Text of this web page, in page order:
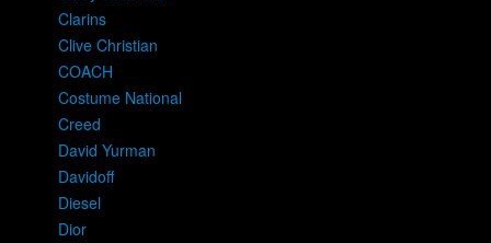
Clarins
Clive Christian
COACH
Costume National
Creed
David Yurman
Davidoff
Diesel
Dior